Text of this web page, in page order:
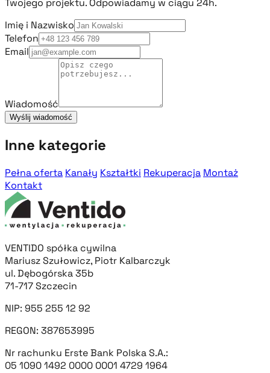
Twojego projektu. Odpowiadamy w ciągu 24h.
Imię i Nazwisko
Telefon
Email
Wiadomość
Wyślij wiadomość
Inne kategorie
Pełna oferta Kanały Kształtki Rekuperacja Montaż
Kontakt
VENTIDO spółka cywilna
Mariusz Szułowicz, Piotr Kalbarczyk
ul. Dębogórska 35b
71-717 Szczecin
NIP: 955 255 12 92
REGON: 387653995
Nr rachunku Erste Bank Polska S.A.:
05 1090 1492 0000 0001 4729 1964